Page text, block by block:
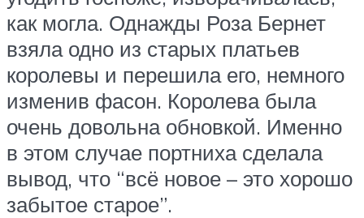
как могла. Однажды Роза Бернет
взяла одно из старых платьев
королевы и перешила его, немного
изменив фасон. Королева была
очень довольна обновкой. Именно
в этом случае портниха сделала
вывод, что “всё новое – это хорошо
забытое старое”.